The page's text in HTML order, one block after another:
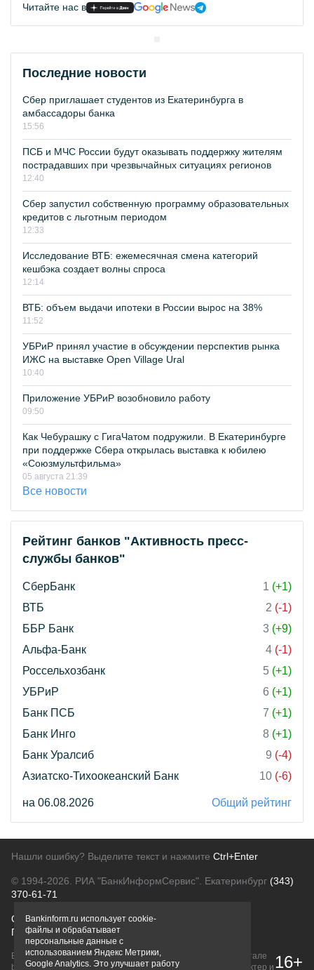
Читайте нас в
Последние новости
Сбер приглашает студентов из Екатеринбурга в
амбассадоры банка
15:56
ПСБ и МЧС России будут оказывать поддержку жителям
пострадавших при чрезвычайных ситуациях регионов
12:40
Сбер запустил собственную программу образовательных
кредитов с льготным периодом
12:33
Исследование ВТБ: ежемесячная смена категорий
кешбэка создает волны спроса
12:14
ВТБ: объем выдачи ипотеки в России вырос на 38%
11:52
УБРиР принял участие в обсуждении перспектив рынка
ИЖС на выставке Open Village Ural
10:40
Приложение УБРиР возобновило работу
09:50
Как Чебурашку с ГигаЧатом подружили. В Екатеринбурге
при поддержке Сбера открылась выставка к юбилею
«Союзмультфильма»
05 августа 21:39
Все новости
Рейтинг банков "Активность пресс-
службы банков"
СберБанк 1 (+1)
ВТБ
2 (-1)
ББР Банк
3 (+9)
Альфа-Банк
4 (-1)
Россельхозбанк
5 (+1)
УБРиР
6 (+1)
Банк ПСБ
7 (+1)
Банк Инго
8 (+1)
Банк Уралсиб
9 (-4)
Азиатско-Тихоокеанский Банк
10 (-6)
на 06.08.2026 Общий рейтинг
Нашли ошибку? Выделите текст и нажмите Ctrl+Enter
© 1994-2026. РИА "БанкИнформСервис". Екатеринбург (343)
370-61-71
О проектеПолитика конфиденциальности
Правовая информацияДля рекламодателей
Вся информация о продуктах банков, размещенная на портале
bankinform.ru, носит исключительно ознакомительный характер и 16+
Bankinform.ru использует cookie-
файлы и обрабатывает
персональные данные с
использованием Яндекс Метрики,
Google Analytics. Это улучшает работу